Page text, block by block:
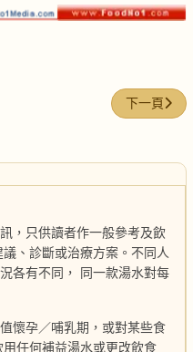
下一篇文章
下一頁
，只供讀者作一般參考及飲
、診斷或治療方案。不同人
各有不同， 同一款湯水對每
懷孕／哺乳期，或對某些食
任何補益湯水或更改飲食